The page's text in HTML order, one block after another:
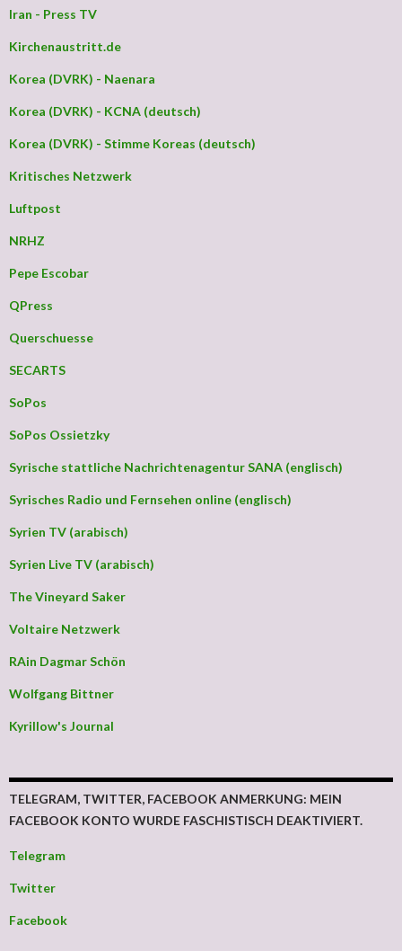
Iran - Press TV
Kirchenaustritt.de
Korea (DVRK) - Naenara
Korea (DVRK) - KCNA (deutsch)
Korea (DVRK) - Stimme Koreas (deutsch)
Kritisches Netzwerk
Luftpost
NRHZ
Pepe Escobar
QPress
Querschuesse
SECARTS
SoPos
SoPos Ossietzky
Syrische stattliche Nachrichtenagentur SANA (englisch)
Syrisches Radio und Fernsehen online (englisch)
Syrien TV (arabisch)
Syrien Live TV (arabisch)
The Vineyard Saker
Voltaire Netzwerk
RAin Dagmar Schön
Wolfgang Bittner
Kyrillow's Journal
TELEGRAM, TWITTER, FACEBOOK ANMERKUNG: MEIN
FACEBOOK KONTO WURDE FASCHISTISCH DEAKTIVIERT.
Telegram
Twitter
Facebook